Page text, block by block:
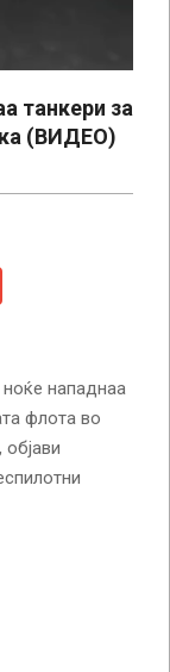
танкери за
(ВИДЕО)
нападнаа
флота во